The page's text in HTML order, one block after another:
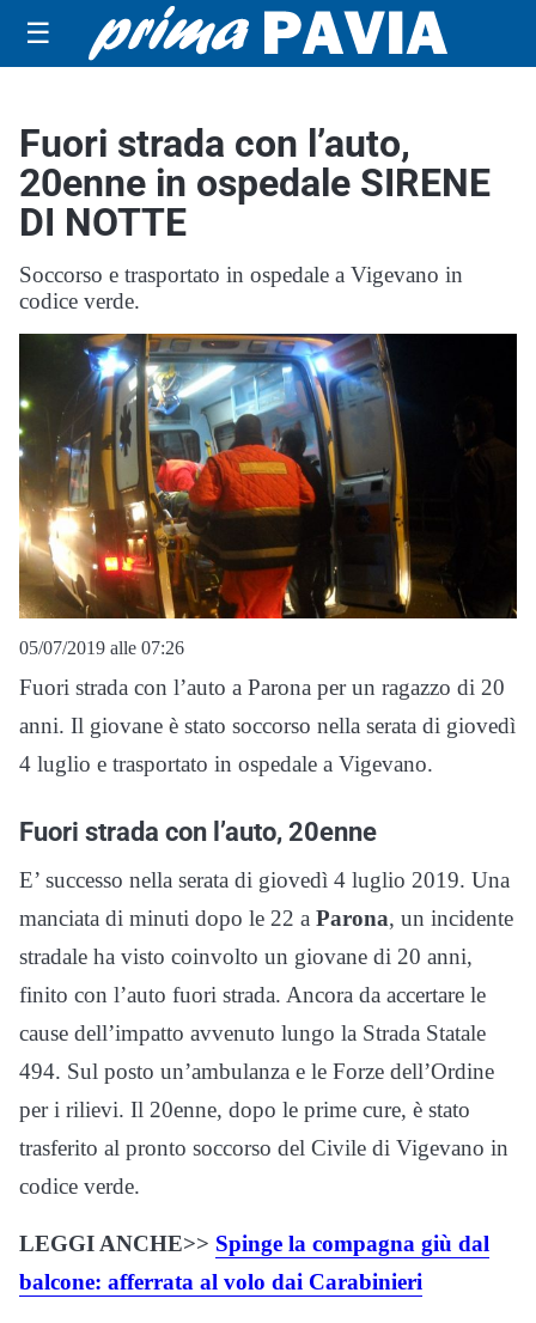
☰
Fuori strada con l’auto,
20enne in ospedale SIRENE
DI NOTTE
Soccorso e trasportato in ospedale a Vigevano in
codice verde.
05/07/2019 alle 07:26
Fuori strada con l’auto a Parona per un ragazzo di 20
anni. Il giovane è stato soccorso nella serata di giovedì
4 luglio e trasportato in ospedale a Vigevano.
Fuori strada con l’auto, 20enne
E’ successo nella serata di giovedì 4 luglio 2019. Una
manciata di minuti dopo le 22 a Parona, un incidente
stradale ha visto coinvolto un giovane di 20 anni,
finito con l’auto fuori strada. Ancora da accertare le
cause dell’impatto avvenuto lungo la Strada Statale
494. Sul posto un’ambulanza e le Forze dell’Ordine
per i rilievi. Il 20enne, dopo le prime cure, è stato
trasferito al pronto soccorso del Civile di Vigevano in
codice verde.
LEGGI ANCHE>> Spinge la compagna giù dal
balcone: afferrata al volo dai Carabinieri